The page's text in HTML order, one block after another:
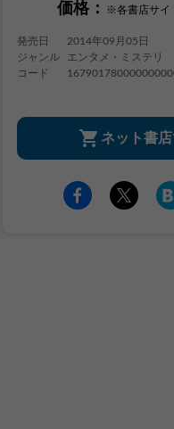
価格： ※各書店サイ
発売日
2014年09月05日
ジャンル
エンタメ・ミステリ
コード
ネット書